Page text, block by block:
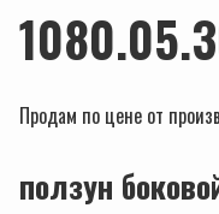
Продам по цене от
ползун